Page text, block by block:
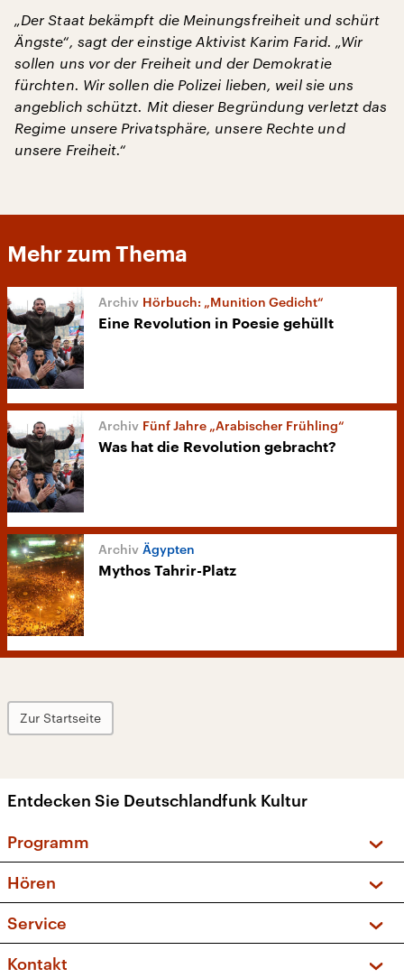
„Der Staat bekämpft die Meinungsfreiheit und schürt
Ängste“, sagt der einstige Aktivist Karim Farid. „Wir
sollen uns vor der Freiheit und der Demokratie
fürchten. Wir sollen die Polizei lieben, weil sie uns
angeblich schützt. Mit dieser Begründung verletzt das
Regime unsere Privatsphäre, unsere Rechte und
unsere Freiheit.“
Mehr zum Thema
Hörbuch: „Munition Gedicht“
Eine Revolution in Poesie gehüllt
Fünf Jahre „Arabischer Frühling“
Was hat die Revolution gebracht?
Ägypten
Mythos Tahrir-Platz
Zur Startseite
Entdecken Sie Deutschlandfunk Kultur
Programm
Sendungen und Podcasts
Musikliste
Kakadu – Das Kinderprogramm
Hören
Frequenzen (UKW + DAB+)
Service
FAQ
Kontakt